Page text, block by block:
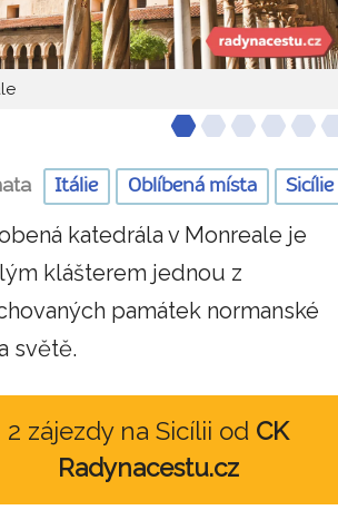
Itálie Oblíbená místa Sicílie
katedrála v Monreale je
klášterem jednou z
památek normanské
světě.
2 zájezdy na Sicílii od CK
Radynacestu.cz